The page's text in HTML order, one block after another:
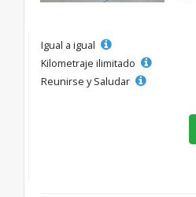
Igual a igual
Kilometraje ilimitado
Reunirse y Saludar